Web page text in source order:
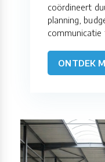
coördineert
planning,
communicatie
ONTDEK